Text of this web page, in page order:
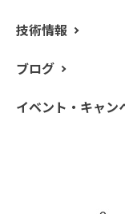
技術情報
ブログ
イベント・キャン
も高まり、日焼け
使用されています
のうちルチル型が